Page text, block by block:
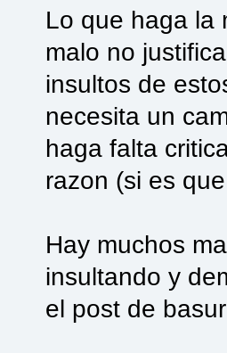
Lo que haga la
malo no
insultos de
necesita un
haga falta
razon (si es
Hay muchos
insultando y
el post de